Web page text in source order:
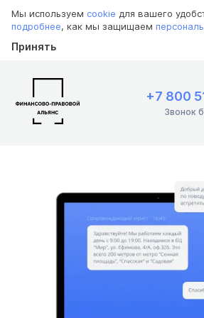
Мы используем cookie для вашего
подробнее, как мы защищаем
Принять
+7 800
Звонок